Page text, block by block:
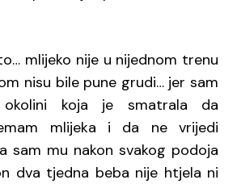
mlijeko nije u nijednom trenu
nisu bile pune grudi… jer sam
koja je smatrala da
mlijeka i da ne vrijedi
sam mu nakon svakog podoja
dva tjedna beba nije htjela ni